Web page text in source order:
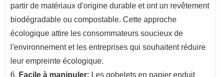
partir de matériaux d'origine durable et ont un revêtement
biodégradable ou compostable. Cette approche
écologique attire les consommateurs soucieux de
l'environnement et les entreprises qui souhaitent réduire
leur empreinte écologique.
6. Facile à manipuler: Les gobelets en papier enduit